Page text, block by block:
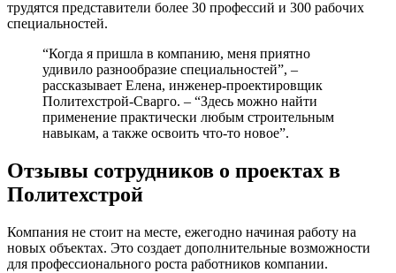
трудятся представители более 30 профессий и 300 рабочих
специальностей.
“Когда я пришла в компанию, меня приятно
удивило разнообразие специальностей”, –
рассказывает Елена, инженер-проектировщик
Политехстрой-Сварго. – “Здесь можно найти
применение практически любым строительным
навыкам, а также освоить что-то новое”.
Отзывы сотрудников о проектах в
Политехстрой
Компания не стоит на месте, ежегодно начиная работу на
новых объектах. Это создает дополнительные возможности
для профессионального роста работников компании.